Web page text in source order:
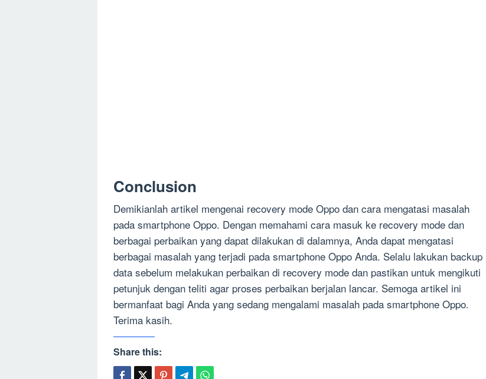
Conclusion
Demikianlah artikel mengenai recovery mode Oppo dan cara mengatasi masalah
pada smartphone Oppo. Dengan memahami cara masuk ke recovery mode dan
berbagai perbaikan yang dapat dilakukan di dalamnya, Anda dapat mengatasi
berbagai masalah yang terjadi pada smartphone Oppo Anda. Selalu lakukan backup
data sebelum melakukan perbaikan di recovery mode dan pastikan untuk mengikuti
petunjuk dengan teliti agar proses perbaikan berjalan lancar. Semoga artikel ini
bermanfaat bagi Anda yang sedang mengalami masalah pada smartphone Oppo.
Terima kasih.
Share this: